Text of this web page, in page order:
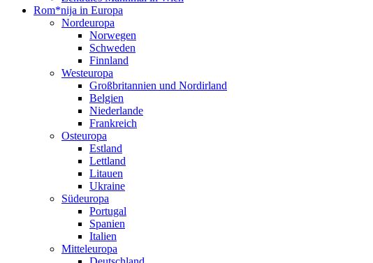
Rom*nija in Europa
Nordeuropa
Norwegen
Schweden
Finnland
Westeuropa
Großbritannien und Nordirland
Belgien
Niederlande
Frankreich
Osteuropa
Estland
Lettland
Litauen
Ukraine
Südeuropa
Portugal
Spanien
Italien
Mitteleuropa